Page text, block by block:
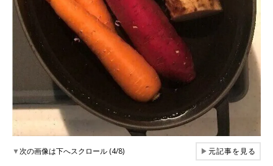
▼次の画像は下へスクロール (4/8) ▶元記事を見る